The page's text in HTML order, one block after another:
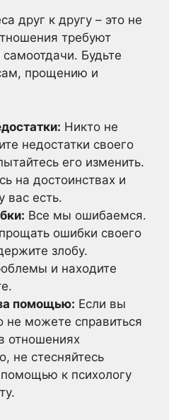
друг к другу – это не
требуют
Будьте
прощению и
Никто не
недостатки своего
его изменить.
на достоинствах и
вас есть.
Все мы ошибаемся.
ошибки своего
злобу.
и находите
помощью: Если вы
не можете справиться
отношениях
не стесняйтесь
к психологу